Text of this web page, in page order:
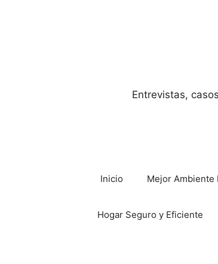
Entrevistas,
Inicio Mejor Ambiente
Hogar Seguro y Eficiente